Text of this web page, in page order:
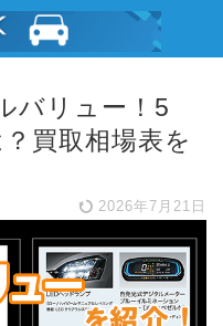
バリュー！5
買取相場表を
2026年7月21日